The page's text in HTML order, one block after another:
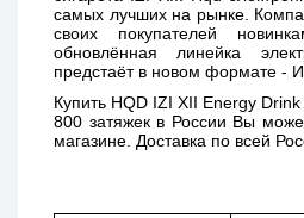
самых лучших на рынке.
своих покупателей
обновлённая линейка
предстаёт в новом формате -
Купить HQD IZI XII Energy
800 затяжек в России Вы
магазине. Доставка по всей